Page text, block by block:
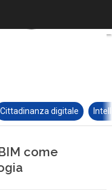
Cittadinanza digitale
come